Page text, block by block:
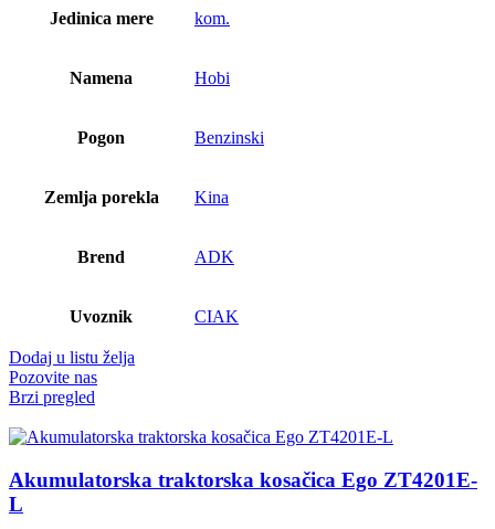
Jedinica mere kom.
Namena Hobi
Pogon Benzinski
Zemlja porekla Kina
Brend ADK
Uvoznik CIAK
Dodaj u listu želja
Pozovite nas
Brzi pregled
Akumulatorska traktorska kosačica Ego ZT4201E-
L